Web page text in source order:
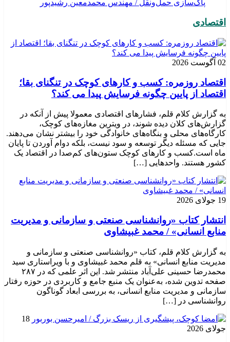
پاک‌سازی حمل‌ونقل / مهندس محمدمعین رشیدپور
اقتصادی
02 آگوست 2026
اقتصاد روزمره: کسب‌ و کارهای کوچک در تنگنای بقا؛
اقتصاد از پایین چگونه فرسایش پیدا می کند؟
به گزارش کلام قلم، فشارهای اقتصادی معمولا پیش از آنکه در
گزارش‌های کلان دیده شوند، در ویترین مغازه‌های کوچک،
کارگاه‌های محلی و بنگاه‌های خانوادگی خود را بیشتر نشان می‌دهند.
جایی که مسئله دیگر توسعه و سود نیست، بلکه دوام آوردن تا پایان
ماه است.کسب‌ و کارهای کوچک ستون‌های کم‌صدا در اقتصاد یک
کشور هستند. واحدهایی […]
19 جولای 2026
انتشار کتاب «روانشناسی صنعتی و سازمانی و مدیریت
منابع انسانی» / محمد غبیشاوی
به گزارش کلام قلم، کتاب «روانشناسی صنعتی و سازمانی و
مدیریت منابع انسانی» به قلم محمد غبیشاوی و با ویراستاری سید
محمدرضا حسینی علی‌آباد منتشر شد. این اثر علمی که در ۲۸۷
صفحه تدوین شده، به‌عنوان یک منبع جامع و کاربردی در حوزه رفتار
سازمانی و مدیریت منابع انسانی، به بررسی ابعاد گوناگون
روانشناسی در […]
18
جولای 2026